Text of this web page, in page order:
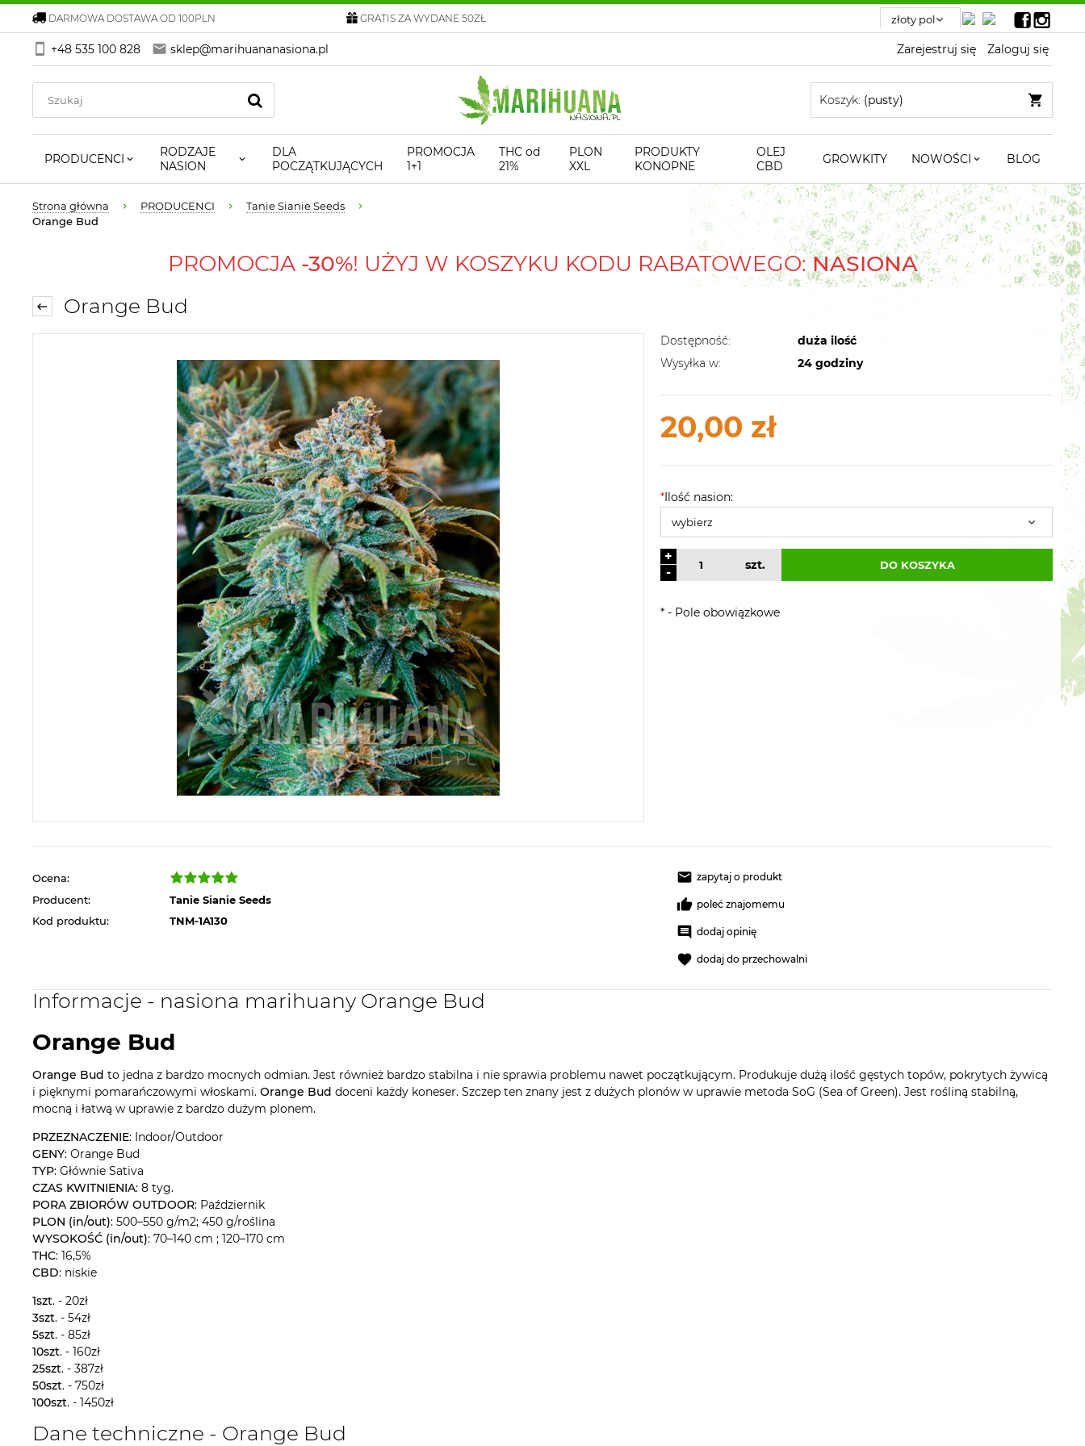
DARMOWA DOSTAWA OD 100PLN GRATIS ZA WYDANE 50ZŁ
+48 535 100 828 sklep@marihuananasiona.pl Zarejestruj się Zaloguj się
Koszyk: (pusty)
PRODUCENCI
RODZAJE
NASION
DLA
POCZĄTKUJĄCYCH
PROMOCJA
1+1
THC od
21%
PLON
XXL
PRODUKTY
KONOPNE
OLEJ
CBD
GROWKITY NOWOŚCI BLOG
Strona główna PRODUCENCI
Tanie Sianie Seeds
Orange Bud
PROMOCJA -30%! UŻYJ W KOSZYKU KODU RABATOWEGO:NASIONA
Orange Bud
Dostępność:
duża ilość
Wysyłka w:
24 godziny
20,00 zł
*Ilość nasion:
-
+
szt. DO KOSZYKA
* - Pole obowiązkowe
Ocena:
Producent:
Tanie Sianie Seeds
Kod produktu:
TNM-1A130
zapytaj o produkt
poleć znajomemu
dodaj opinię
dodaj do przechowalni
Informacje - nasiona marihuany Orange Bud
Orange Bud
Orange Bud to jedna z bardzo mocnych odmian. Jest również bardzo stabilna i nie sprawia problemu nawet początkującym. Produkuje dużą ilość gęstych topów, pokrytych żywicą
i pięknymi pomarańczowymi włoskami. Orange Bud doceni każdy koneser. Szczep ten znany jest z dużych plonów w uprawie metoda SoG (Sea of Green). Jest rośliną stabilną,
mocną i łatwą w uprawie z bardzo dużym plonem.
PRZEZNACZENIE: Indoor/Outdoor
GENY: Orange Bud
TYP: Głównie Sativa
CZAS KWITNIENIA: 8 tyg.
PORA ZBIORÓW OUTDOOR: Październik
PLON (in/out): 500–550 g/m2; 450 g/roślina
WYSOKOŚĆ (in/out): 70–140 cm ; 120–170 cm
THC: 16,5%
CBD: niskie
1szt. - 20zł
3szt. - 54zł
5szt. - 85zł
10szt. - 160zł
25szt. - 387zł
50szt. - 750zł
100szt. - 1450zł
Dane techniczne - Orange Bud